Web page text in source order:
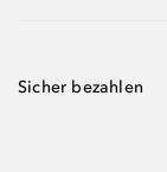
Sicher bezahlen